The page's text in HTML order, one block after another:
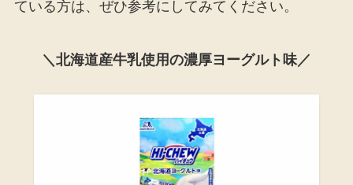
ている方は、ぜひ参考にしてみてください。
＼北海道産牛乳使用の濃厚ヨーグルト味／